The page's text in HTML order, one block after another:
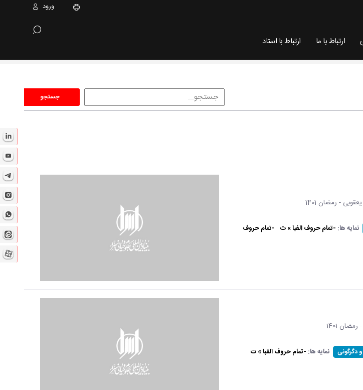
ورود
ارتباط با ما ارتباط با استاد
جستجو
- رمضان 1401
نمایه ها: -تمام حروف الفبا » ت -تمام حروف
1401
دگرگونی نمایه ها: -تمام حروف الفبا » ت